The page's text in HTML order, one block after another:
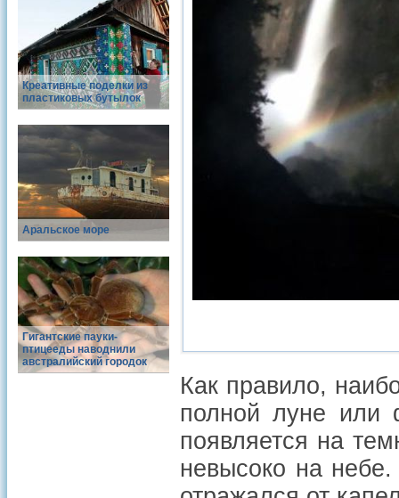
Креативные поделки из
пластиковых бутылок
Аральское море
Гигантские пауки-
птицееды наводнили
австралийский городок
Как правило,
полной луне или
появляется на
невысоко на